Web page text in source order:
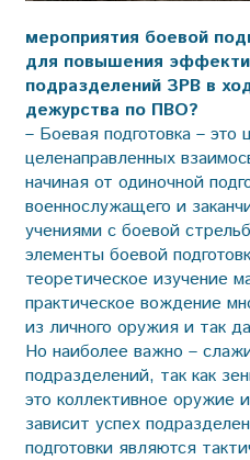
мероприятия боевой
для повышения
подразделений ЗРВ в
дежурства по ПВО?
– Боевая подготовка – это
целенаправленных
начиная от одиночной
военнослужащего и
учениями с боевой
элементы боевой
теоретическое изучение
практическое вождение
из личного оружия и так
Но наиболее важно –
подразделений, так как
это коллективное оружие
зависит успех
подготовки являются